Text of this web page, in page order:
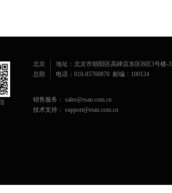
北京
总部
地址：北京市朝阳区高碑店东区B区3号楼-3
电话：010-85760870 邮编：100124
销售服务： sales@esan.com.cn
技术支持： support@esan.com.cn